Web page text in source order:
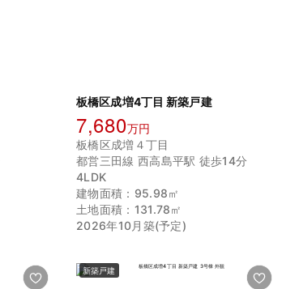
板橋区成増4丁目 新築戸建
7,680万円
板橋区成増４丁目
都営三田線 西高島平駅 徒歩14分
4LDK
建物面積：95.98㎡
土地面積：131.78㎡
2026年10月築(予定)
新築戸建